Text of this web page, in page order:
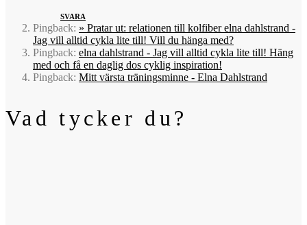
SVARA
Pingback: » Pratar ut: relationen till kolfiber elna dahlstrand -
Jag vill alltid cykla lite till! Vill du hänga med?
Pingback: elna dahlstrand - Jag vill alltid cykla lite till! Häng
med och få en daglig dos cyklig inspiration!
Pingback: Mitt värsta träningsminne - Elna Dahlstrand
Vad tycker du?